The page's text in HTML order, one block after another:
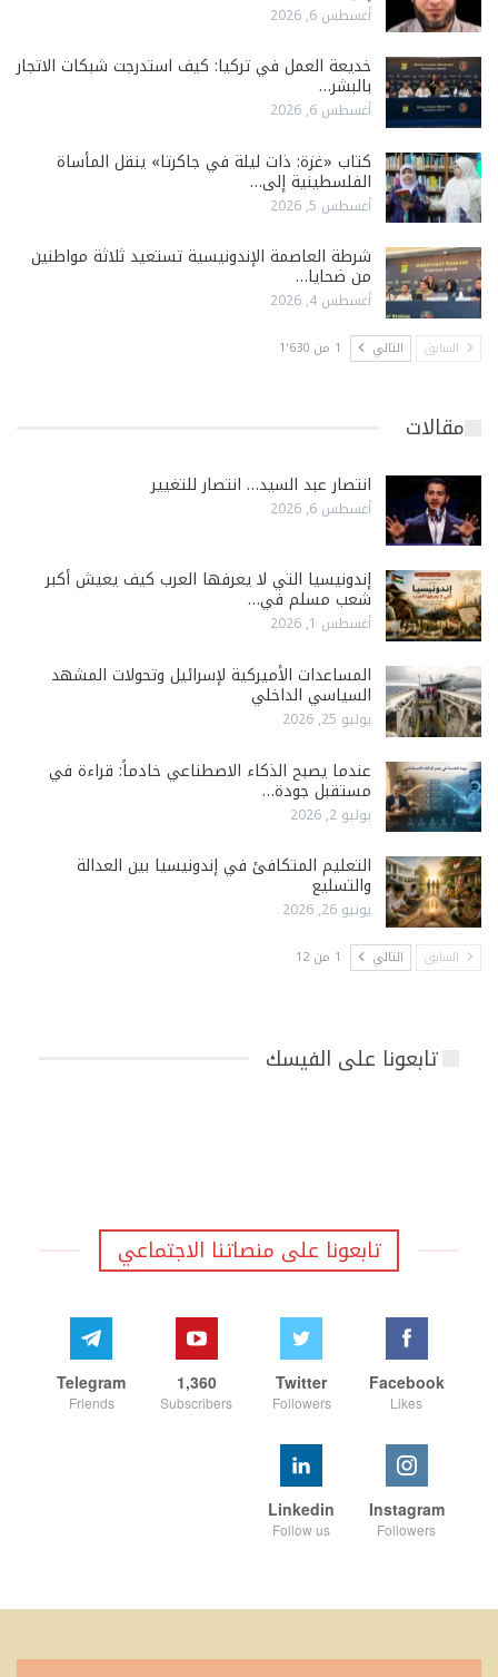
أغسطس 6, 2026
خديعة العمل في تركيا: كيف استدرجت شبكات الاتجار
بالبشر…
أغسطس 6, 2026
كتاب «غزة: ذات ليلة في جاكرتا» ينقل المأساة
الفلسطينية إلى…
أغسطس 5, 2026
شرطة العاصمة الإندونيسية تستعيد ثلاثة مواطنين
من ضحايا…
أغسطس 4, 2026
السابق التالي 1 من 1٬630
مقالات
انتصار عبد السيد… انتصار للتغيير
أغسطس 6, 2026
إندونيسيا التي لا يعرفها العرب كيف يعيش أكبر
شعب مسلم في…
أغسطس 1, 2026
المساعدات الأميركية لإسرائيل وتحولات المشهد
السياسي الداخلي
يوليو 25, 2026
عندما يصبح الذكاء الاصطناعي خادماً: قراءة في
مستقبل جودة…
يوليو 2, 2026
التعليم المتكافئ في إندونيسيا بين العدالة
والتسليع
يونيو 26, 2026
السابق التالي 1 من 12
تابعونا على الفيسك
تابعونا على منصاتنا الاجتماعي
Facebook
Likes
Twitter
Followers
1,360
Subscribers
Telegram
Friends
Instagram
Followers
Linkedin
Follow us